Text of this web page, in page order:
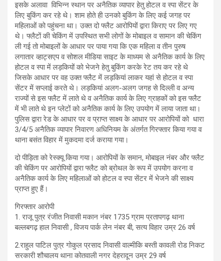
इसके अलावा विभिन्न स्थान पर अनैतिक व्यापार हेतु होटल व स्पा सेंटर के
लिए बुकिंग कर रहे थे। शाम होते ही उनको बुकिंग के लिए कई जगह पर
महिलाओं को पहुंचना था। उक्त दो फ्लैट आरोपियों द्वारा किराए पर लिए गए
थे। फ्लैटों की चेकिंग में उपस्थित सभी लोगों के मोबाइल व सामान की चेकिंग
ली गई तो मोबाइलों के आधार पर पाया गया कि एक महिला व तीन पुरुष
लगातार व्हाट्सएप व सोशल मीडिया साइट के माध्यम से अनैतिक कार्य के लिए
होटल व स्पा में लड़कियों को भेजने हेतु बुकिंग करके रेट तय कर रहे थे
जिसके आधार पर वह उक्त फ्लैट में लड़कियां लाकर यहां से होटल व स्पा
सेंटर में सप्लाई करते थे। लड़कियां अलग-अलग जगह से दिल्ली व अन्य
राज्यों से इस फ्लैट में लाते थे व अनैतिक कार्य के लिए ग्राहकों को इस फ्लैट
में भी लाते थे इन प्लेटों को अनैतिक कार्य के लिए उपयोग में लाया जाता था।
पुलिस द्वारा रेड के आधार पर व प्राप्त साक्ष्य के आधार पर आरोपियों को धारा
3/4/5 अनैतिक व्यापार निवारण अधिनियम के अंतर्गत गिरफ्तार किया गया व
थाना बसंत विहार में मुकदमा दर्ज कराया गया।
दो पीड़िता को रेस्क्यू किया गया। आरोपियों के समान, मोबाइल नंबर और फ्लैट
की चेकिंग पर आरोपियों द्वारा फ्लैट को ब्रोथल के रूप में उपयोग करना व
अनैतिक कार्य के लिए महिलाओं को होटल व स्पा सेंटर में भेजने की साक्ष्य
प्राप्त हुए हैं।
गिरफ्तार आरोपी
1. राजू पुत्र रंजीत निवासी मकान नंबर 1735 ग्राम प्रतापगढ़ थाना
बल्लबगढ़ हाल निवासी , विजय पार्क लेन नंबर बी, सत्य विहार उम्र 26 वर्ष
2.राहुल पाटिल पुत्र गोकुल प्रसाद निवासी वाल्मीकि बस्ती कावली रोड निकट
सरकारी शौचालय थाना कोतवाली नगर देहरादून उम्र 29 वर्ष